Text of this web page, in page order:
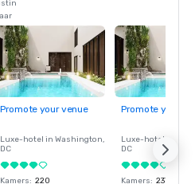
Promote your venue
Luxe-hotel in Washington,
DC
Kamers: 220
Promote your
Luxe-hotel in
DC
Kamers: 237